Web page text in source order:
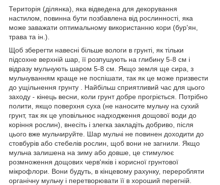
Територія (ділянка), яка відведена для декорування
настилом, повинна бути позбавлена від рослинності, яка
може заважати оптимальному використанню кори (бур'ян,
трава та ін.).
Щоб зберегти навесні більше вологи в грунті, як тільки
підсохне верхній шар, її розпушують на глибину 5-8 см і
відразу мульчують шаром 5-8 см. Якщо земля ще сира, з
мульчуванням краще не поспішати, так як це може призвести
до ущільнення грунту . Найбільш сприятливий час для цього
заходу - кінець весни, коли грунт добре прогріється. Потрібно
полити, якщо поверхня суха (не наносите мульчу на сухий
грунт, так як це уповільнює надходження дощової води до
коріння рослин), внесіть і злегка закладіть добриво, після
цього вже мульчируйте. Шар мульчі не повинен доходити до
стовбурів або стебелів рослин, щоб вони не загнили. Якщо
мульча залишена на зиму або довше, це стимулює
розмноження дощових черв'яків і корисної грунтової
мікрофлори. Вони будуть, в кінцевому рахунку, переробляти
органічну мульчу і перетворювати її в хороший перегній.